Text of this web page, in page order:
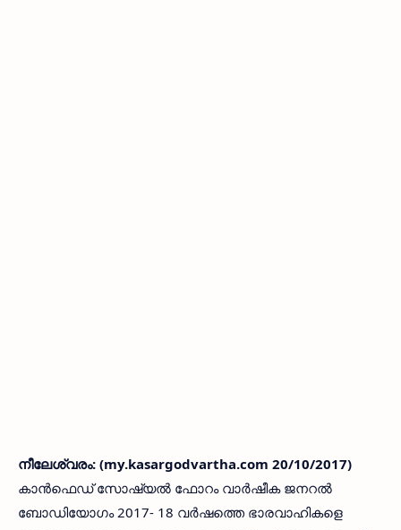
നീലേശ്വരം: (my.kasargodvartha.com 20/10/2017)
കാന്‍ഫെഡ് സോഷ്യല്‍ ഫോറം വാര്‍ഷീക ജനറല്‍
ബോഡിയോഗം 2017- 18 വര്‍ഷത്തെ ഭാരവാഹികളെ